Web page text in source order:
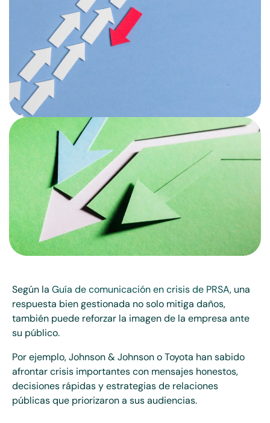
Según la Guía de comunicación en crisis de PRSA, una
respuesta bien gestionada no solo mitiga daños,
también puede reforzar la imagen de la empresa ante
su público.
Por ejemplo, Johnson & Johnson o Toyota han sabido
afrontar crisis importantes con mensajes honestos,
decisiones rápidas y estrategias de relaciones
públicas que priorizaron a sus audiencias.